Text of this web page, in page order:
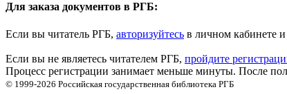
Для заказа документов в РГБ:
Если вы читатель РГБ, авторизуйтесь в личном кабинете и
Если вы не являетесь читателем РГБ, пройдите
Процесс регистрации занимает меньше минуты. После
© 1999-2026 Российская государственная библиотека РГБ